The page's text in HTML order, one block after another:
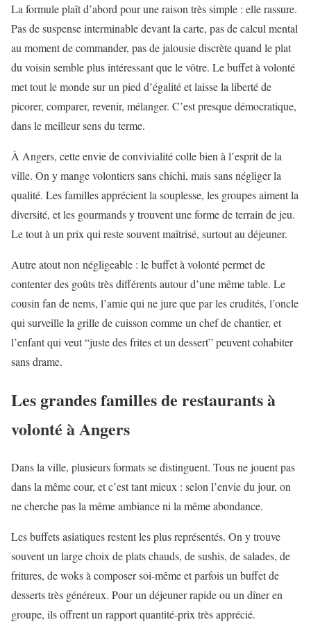
La formule plaît d’abord pour une raison très simple : elle rassure.
Pas de suspense interminable devant la carte, pas de calcul mental
au moment de commander, pas de jalousie discrète quand le plat
du voisin semble plus intéressant que le vôtre. Le buffet à volonté
met tout le monde sur un pied d’égalité et laisse la liberté de
picorer, comparer, revenir, mélanger. C’est presque démocratique,
dans le meilleur sens du terme.
À Angers, cette envie de convivialité colle bien à l’esprit de la
ville. On y mange volontiers sans chichi, mais sans négliger la
qualité. Les familles apprécient la souplesse, les groupes aiment la
diversité, et les gourmands y trouvent une forme de terrain de jeu.
Le tout à un prix qui reste souvent maîtrisé, surtout au déjeuner.
Autre atout non négligeable : le buffet à volonté permet de
contenter des goûts très différents autour d’une même table. Le
cousin fan de nems, l’amie qui ne jure que par les crudités, l’oncle
qui surveille la grille de cuisson comme un chef de chantier, et
l’enfant qui veut “juste des frites et un dessert” peuvent cohabiter
sans drame.
Les grandes familles de restaurants à
volonté à Angers
Dans la ville, plusieurs formats se distinguent. Tous ne jouent pas
dans la même cour, et c’est tant mieux : selon l’envie du jour, on
ne cherche pas la même ambiance ni la même abondance.
Les buffets asiatiques restent les plus représentés. On y trouve
souvent un large choix de plats chauds, de sushis, de salades, de
fritures, de woks à composer soi-même et parfois un buffet de
desserts très généreux. Pour un déjeuner rapide ou un dîner en
groupe, ils offrent un rapport quantité-prix très apprécié.